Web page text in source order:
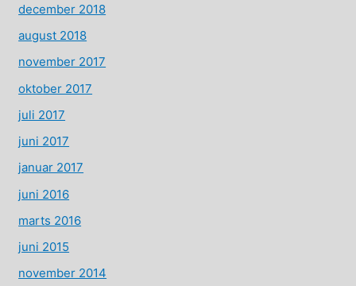
december 2018
august 2018
november 2017
oktober 2017
juli 2017
juni 2017
januar 2017
juni 2016
marts 2016
juni 2015
november 2014